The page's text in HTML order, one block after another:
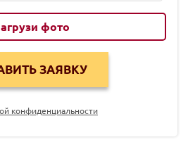
фото
конфиденциальности